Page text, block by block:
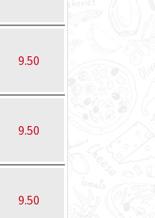
9.50
9.50
9.50